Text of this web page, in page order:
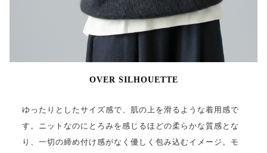
OVER SILHOUETTE
ゆったりとしたサイズ感で、肌の上を滑るような着用感で
す。ニットなのにとろみを感じるほどの柔らかな質感とな
り、一切の締め付け感がなく優しく包み込むイメージ。モ